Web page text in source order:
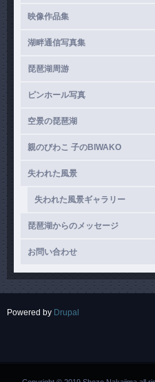
映像作品集
湖畔通信写真集
琵琶湖周游
ピンホール写真
空景の琵琶湖
親のびわこ 子のBIWAKO
失われた風景
失われた風景ギャラリー
琵琶湖からのメッセージ
お問い合わせ
Powered by Drupal